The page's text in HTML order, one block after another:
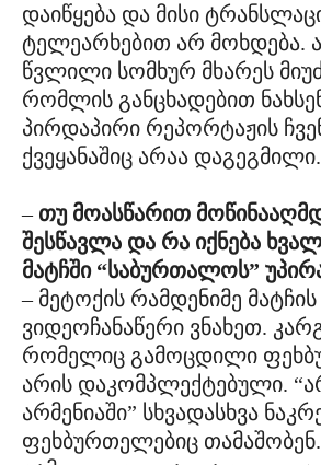
დაიწყება და მისი
ტელეარხებით არ მოხდება.
წვლილი სომხურ მხარეს
რომლის განცხადებით
პირდაპირი რეპორტაჟის
ქვეყანაშიც არაა დაგეგმილი.
–თუ მოასწარით
შესწავლა და რა იქნება
მატჩში “საბურთალოს”
– მეტოქის რამდენიმე მატჩის
ვიდეოჩანაწერი ვნახეთ.
რომელიც გამოცდილი
არის დაკომპლექტებული.
არმენიაში” სხვადასხვა
ფეხბურთელებიც